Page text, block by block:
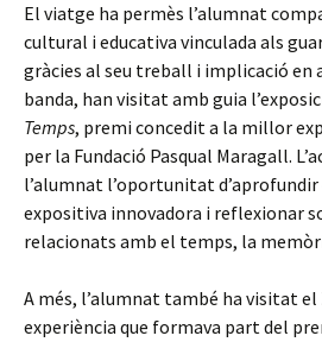
El viatge ha permès l’alumnat
cultural i educativa vinculada als
gràcies al seu treball i implicació en
banda, han visitat amb guia
Temps, premi concedit a la millor
per la Fundació Pasqual Maragall.
l’alumnat l’oportunitat
expositiva innovadora i reflexionar
relacionats amb el temps, la
A més, l’alumnat també ha visitat el
experiència que formava part del